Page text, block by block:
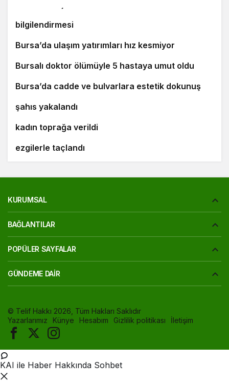
Bursa’da öğrencilere polislik tanıtımı ve güvenlik
bilgilendirmesi
5
Bursa’da ulaşım yatırımları hız kesmiyor
6
Bursalı doktor ölümüyle 5 hastaya umut oldu
7
Bursa’da cadde ve bulvarlara estetik dokunuş
Bursa’da 25 yıl kesinleşmiş hapis cezası bulunan
şahıs yakalandı
Bursa’daki silahlı saldırıda ölen güzellik uzmanı
kadın toprağa verildi
‘Osmangazi Ramazan Sokağı’ huzur veren
ezgilerle taçlandı
KURUMSAL
BAĞLANTILAR
POPÜLER SAYFALAR
GÜNDEME DAIR
© Telif Hakkı 2026, Tüm Hakları Saklıdır
Yazarlarımız
Künye Hesabım Gizlilik politikası İletişim
KAI ile Haber Hakkında Sohbet